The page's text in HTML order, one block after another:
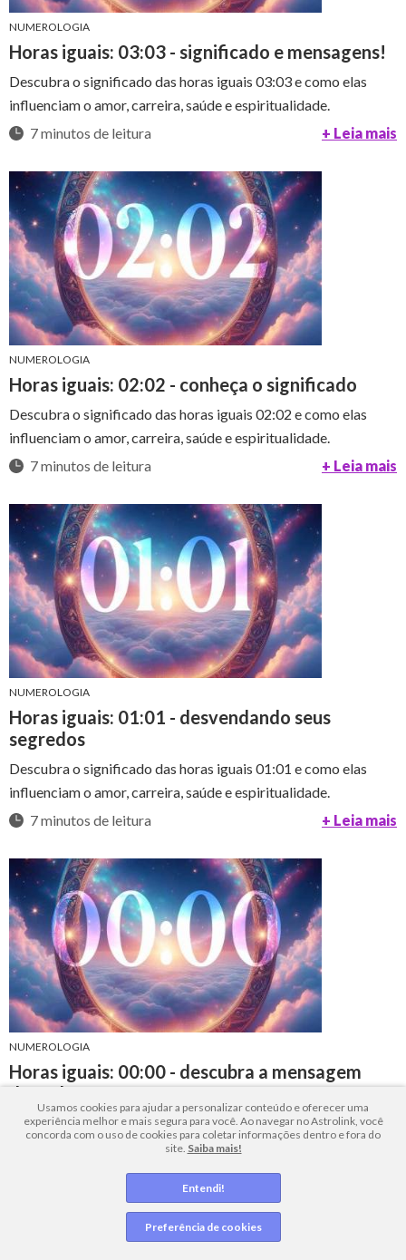
Usamos cookies para ajudar a personalizar conteúdo e oferecer uma
experiência melhor e mais segura para você. Ao navegar no Astrolink, você
concorda com o uso de cookies para coletar informações dentro e fora do
site. Saiba mais!
Entendi!
Preferência de cookies
NUMEROLOGIA
Horas iguais: 03:03 - significado e mensagens!
Descubra o significado das horas iguais 03:03 e como elas
influenciam o amor, carreira, saúde e espiritualidade.
7 minutos de leitura
+ Leia mais
NUMEROLOGIA
Horas iguais: 02:02 - conheça o significado
Descubra o significado das horas iguais 02:02 e como elas
influenciam o amor, carreira, saúde e espiritualidade.
7 minutos de leitura
+ Leia mais
NUMEROLOGIA
Horas iguais: 01:01 - desvendando seus
segredos
Descubra o significado das horas iguais 01:01 e como elas
influenciam o amor, carreira, saúde e espiritualidade.
7 minutos de leitura
+ Leia mais
NUMEROLOGIA
Horas iguais: 00:00 - descubra a mensagem
desta hora para você!
Descubra o significado das horas iguais 00:00 e como elas
influenciam o amor, carreira, saúde e espiritualidade.
9 minutos de leitura
, 6 de agosto de 2026 | 02:17